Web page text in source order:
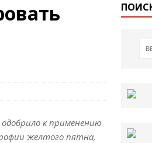
к применению
желтого пятна,